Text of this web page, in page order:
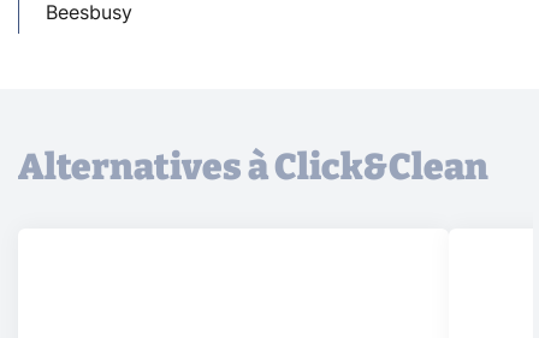
Beesbusy
Alternatives à Click&Clean